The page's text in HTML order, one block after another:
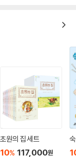
초원의 집 세트
10% 117,000원